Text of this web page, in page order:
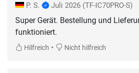
P. S. Juli 2026 (TF-IC70PRO-S)
Super Gerät. Bestellung und
funktioniert.
Hilfreich • Nicht hilfreich